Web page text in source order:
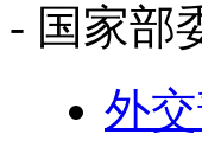
- 国家部
外